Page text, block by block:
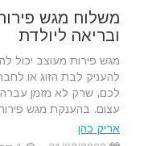
משלוח מגש
ובריאה ליולדת
מגש פירות מעוצב יכול
להעניק לבת הזוג או
לכם, שרק לא מזמן
עצום. בהענקת מגש
אריק כהן